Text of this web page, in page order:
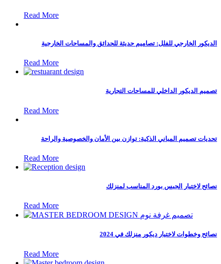
Read More
الديكور الخارجي للفلل: تصاميم حديثة للحدائق والمساحات الخارجية
Read More
تصميم الديكور الداخلي للمساحات التجارية
Read More
تحديات تصميم المباني الذكية: توازن بين الأمان والخصوصية والراحة
Read More
نصائح لاختيار الجبس بورد المناسب لمنزلك
Read More
نصائح وخطوات لاختيار ديكور منزلك في 2024
Read More